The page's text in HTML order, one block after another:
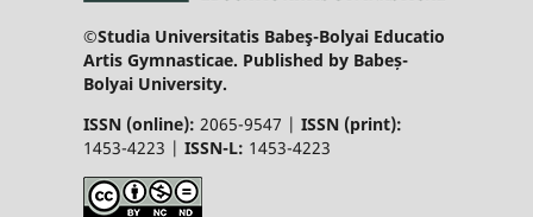
©Studia Universitatis Babeş-Bolyai Educatio
Artis Gymnasticae. Published by Babeș-
Bolyai University.
ISSN (online): 2065-9547 | ISSN (print):
1453-4223 | ISSN-L: 1453-4223